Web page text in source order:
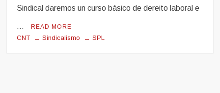
Sindical daremos un curso básico de dereito laboral e
… READ MORE
CNT Sindicalismo SPL